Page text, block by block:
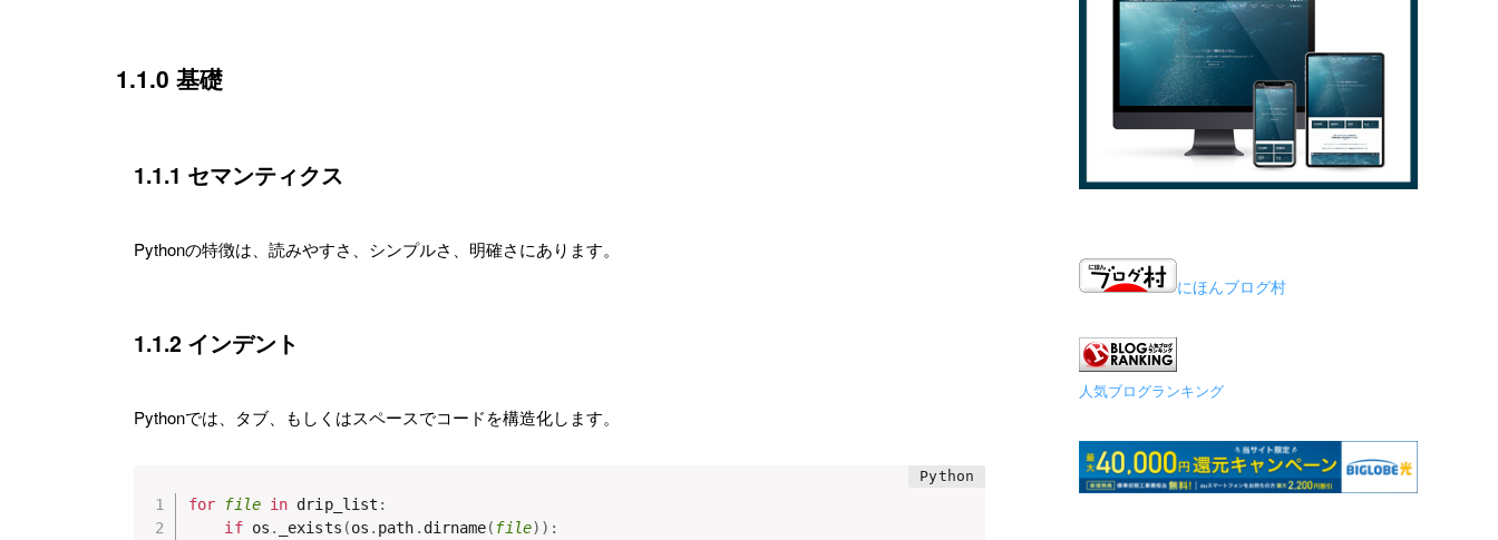
1.1.0 基礎
1.1.1 セマンティクス
Pythonの特徴は、読みやすさ、シンプルさ、明確さにあります。
1.1.2 インデント
Pythonでは、タブ、もしくはスペースでコードを構造化します。
for file in drip_list :
if os . _exists (os . path . dirname( file) ) :
にほんブログ村
人気ブログランキング